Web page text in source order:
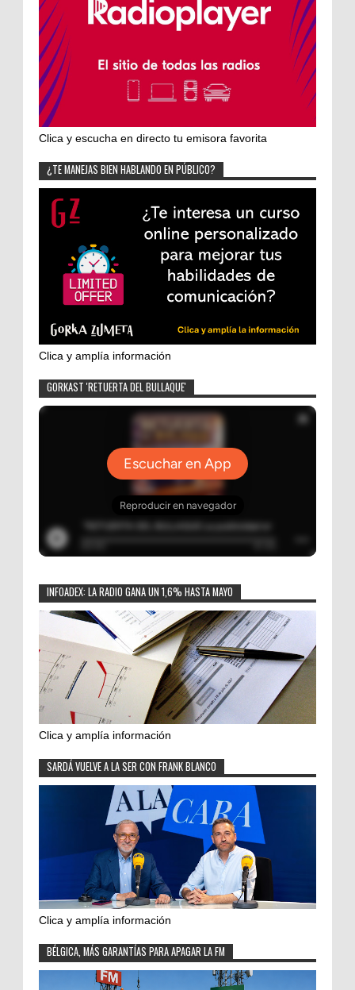
Clica y escucha en directo tu emisora favorita
¿TE MANEJAS BIEN HABLANDO EN PÚBLICO?
Clica y amplía información
GORKAST 'RETUERTA DEL BULLAQUE'
INFOADEX: LA RADIO GANA UN 1,6% HASTA MAYO
Clica y amplía información
SARDÁ VUELVE A LA SER CON FRANK BLANCO
Clica y amplía información
BÉLGICA, MÁS GARANTÍAS PARA APAGAR LA FM